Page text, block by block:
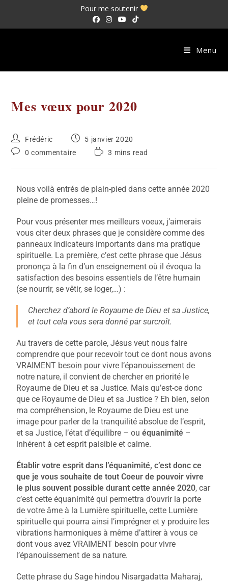
Pour me soutenir
Menu
Mes vœux pour 2020
Frédéric
5 janvier 2020
0 commentaire
3 mins read
Nous voilà entrés de plain-pied dans cette année 2020
pleine de promesses…!
Pour vous présenter mes meilleurs voeux, j’aimerais
vous citer deux phrases que je considère comme des
panneaux indicateurs importants dans ma pratique
spirituelle. La première, c’est cette phrase que Jésus
prononça à la fin d’un enseignement où il évoqua la
satisfaction des besoins essentiels de l’être humain
(se nourrir, se vêtir, se loger,…) :
Cherchez d’abord le Royaume de Dieu et sa Justice,
et tout cela vous sera donné par surcroît.
Au travers de cette parole, Jésus veut nous faire
comprendre que pour recevoir tout ce dont nous avons
VRAIMENT besoin pour vivre l’épanouissement de
notre nature, il convient de chercher en priorité le
Royaume de Dieu et sa Justice. Mais qu’est-ce donc
que ce Royaume de Dieu et sa Justice ? Eh bien, selon
ma compréhension, le Royaume de Dieu est une
image pour parler de la tranquilité absolue de l’esprit,
et sa Justice, l’état d’équilibre – ouéquanimité –
inhérent à cet esprit paisible et calme.
Établir votre esprit dans l’équanimité, c’est donc ce
que je vous souhaite de tout Coeur de pouvoir vivre
le plus souvent possible durant cette année 2020, car
c’est cette équanimité qui permettra d’ouvrir la porte
de votre âme à la Lumière spirituelle, cette Lumière
spirituelle qui pourra ainsi l’imprégner et y produire les
vibrations harmoniques à même d’attirer à vous ce
dont vous avez VRAIMENT besoin pour vivre
l’épanouissement de sa nature.
Cette phrase du Sage hindou Nisargadatta Maharaj,